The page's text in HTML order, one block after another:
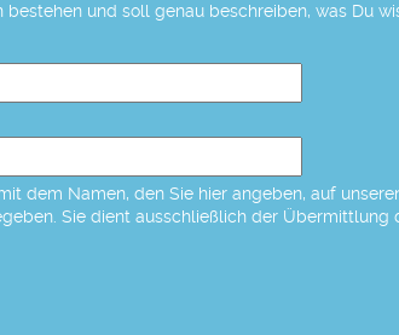
und soll genau beschreiben, was Du
dem Namen, den Sie hier angeben, auf
Sie dient ausschließlich der Übermittlung